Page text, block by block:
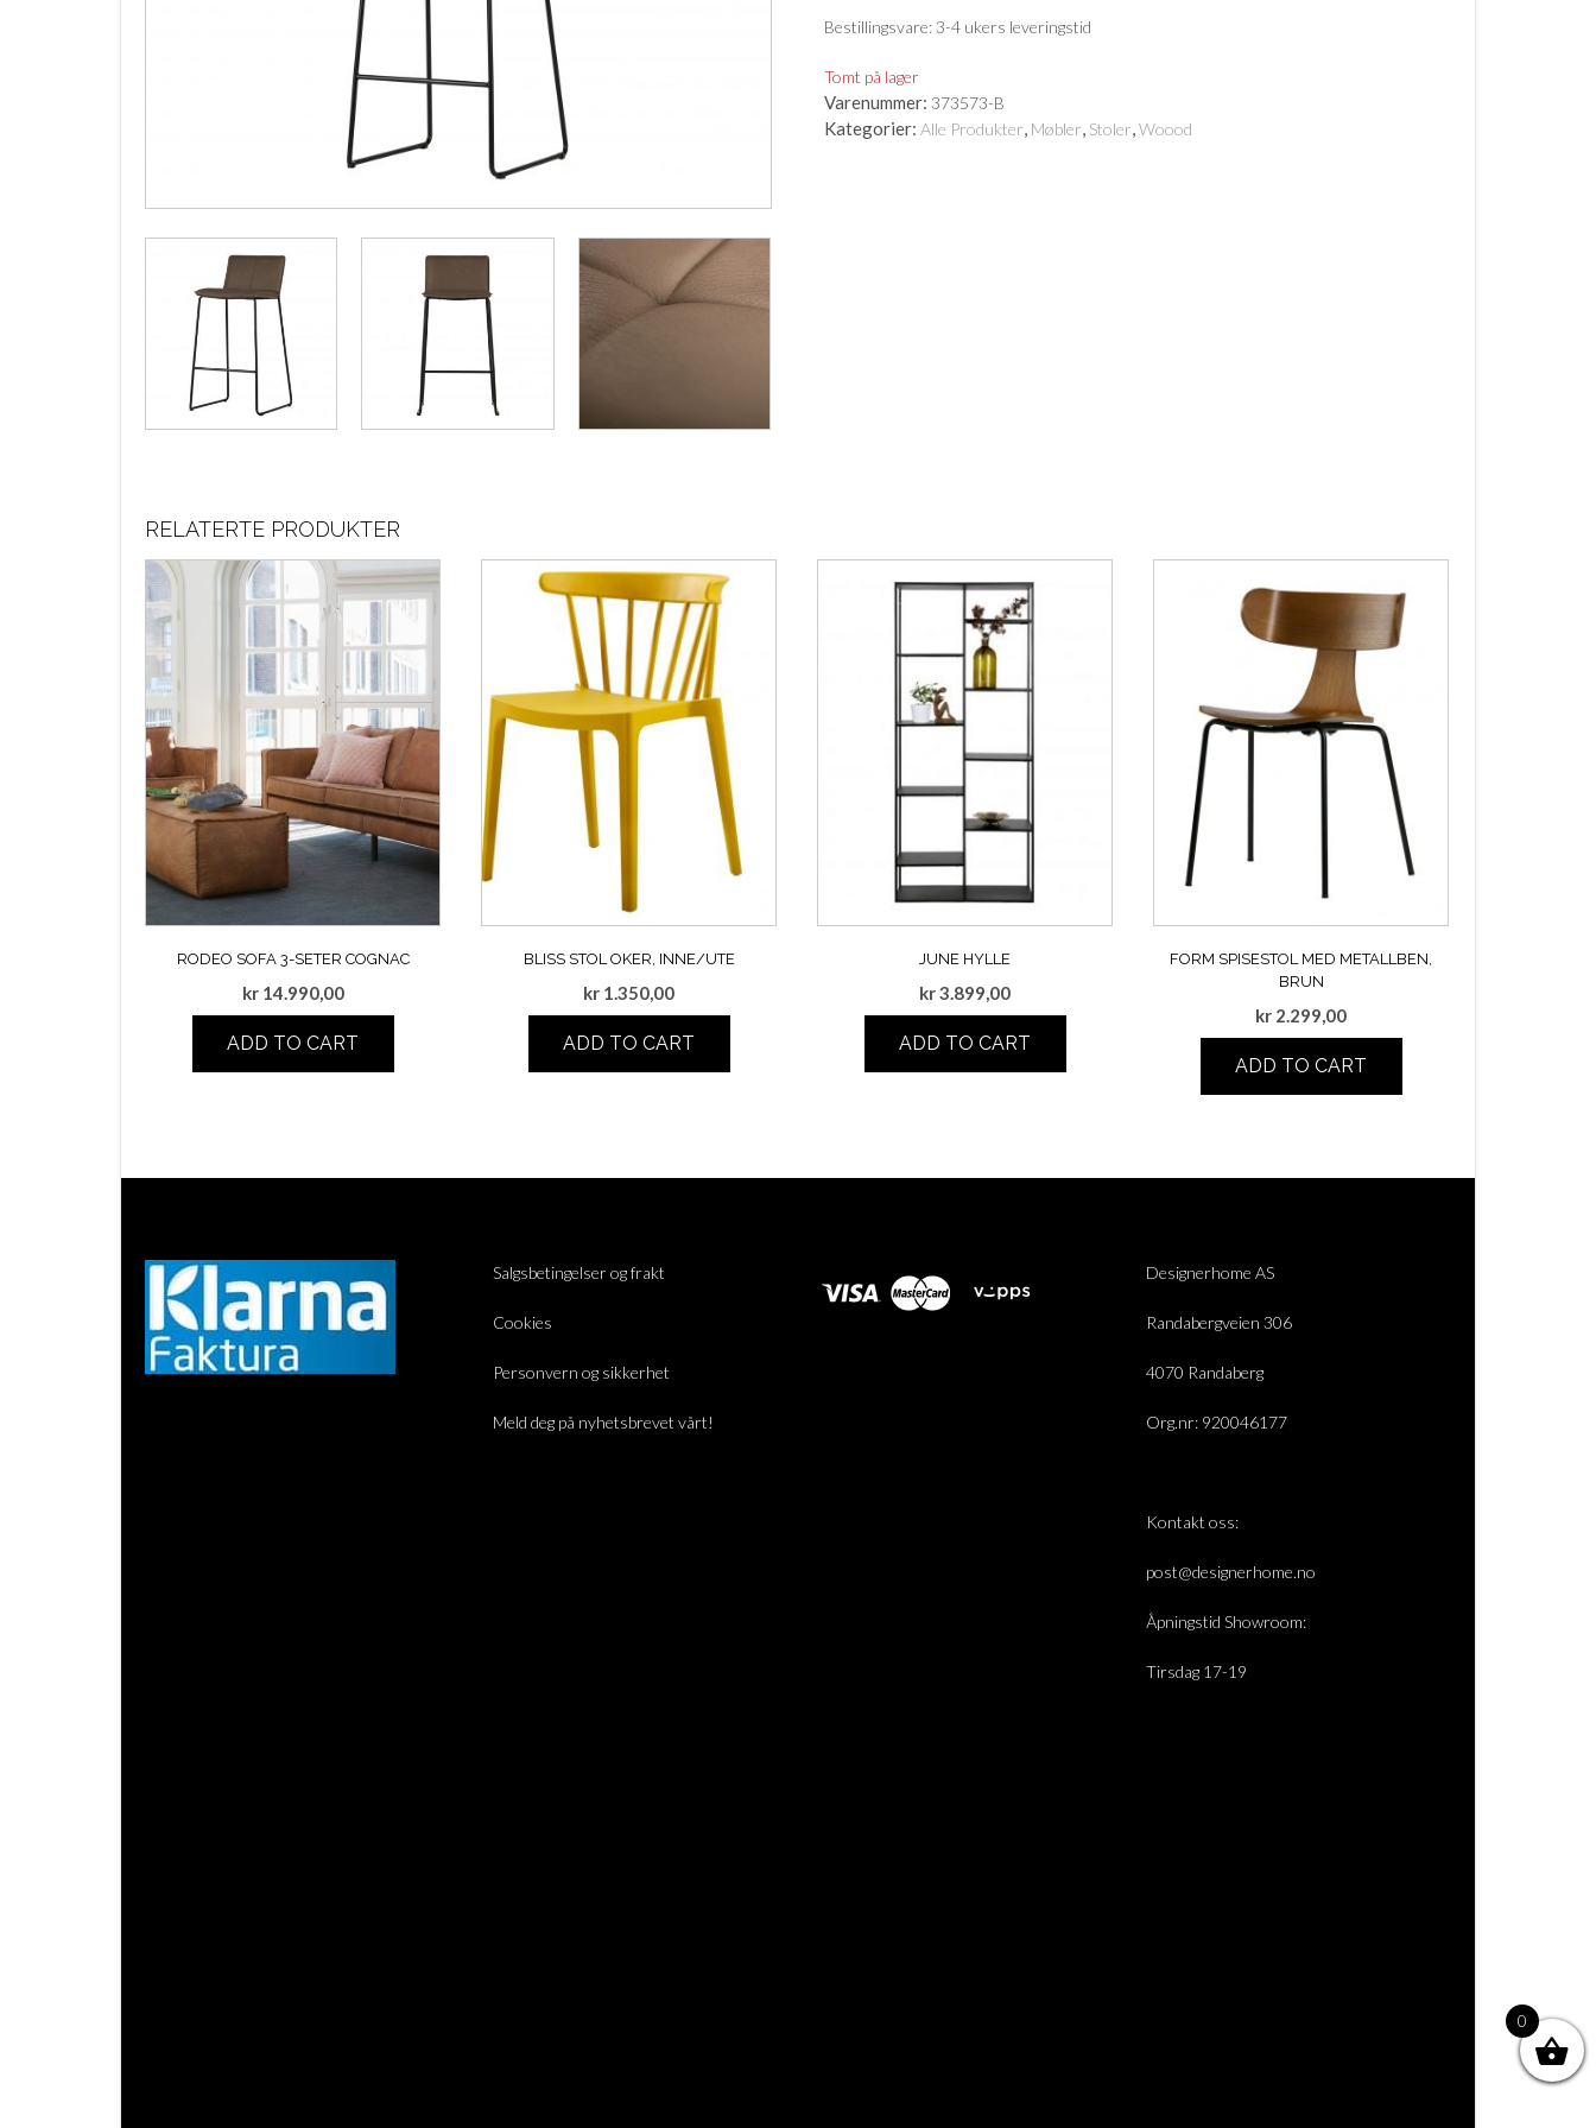
Bestillingsvare: 3-4 ukers leveringstid
Tomt på lager
Varenummer: 373573-B
Kategorier: Alle Produkter, Møbler, Stoler,Woood
RELATERTE PRODUKTER
RODEO SOFA 3-SETER COGNAC
kr14.990,00
ADD TO CART
BLISS STOL OKER, INNE/UTE
kr 1.350,00
ADD TO CART
JUNE HYLLE
kr3.899,00
ADD TO CART
FORM SPISESTOL MED METALLBEN,
BRUN
kr 2.299,00
ADD TO CART
Salgsbetingelser og frakt
Cookies
Personvern og sikkerhet
Meld deg på nyhetsbrevet vårt!
Designerhome AS
Randabergveien 306
4070 Randaberg
Org.nr: 920046177
Kontakt oss:
post@designerhome.no
Åpningstid Showroom:
Tirsdag 17-19
0